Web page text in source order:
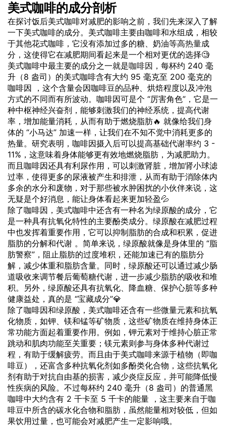
美式咖啡的成分剖析
在探讨饭后美式咖啡对减肥的影响之前，我们先来深入了解
一下美式咖啡的成分。美式咖啡主要由咖啡和水组成，相较
于其他花式咖啡，它没有添加过多的糖、奶油等高热量成
分，这使得它在减肥期间看起来是一个相对更优的选择🧐
美式咖啡中最主要的成分之一就是咖啡因 ，每杯约 240 毫
升（8 盎司）的美式咖啡含有大约 95 毫克至 200 毫克的
咖啡因 ，这个含量会因咖啡豆的品种、烘焙程度以及冲泡
方式的不同而有所波动。咖啡因可是个 “厉害角色”，它是一
种中枢神经兴奋剂，能够刺激我们的神经系统，提高代谢
率，增加能量消耗，从而有助于燃烧脂肪🔥 就像给我们身
体的 “小马达” 加速一样，让我们在不知不觉中消耗更多的
热量。研究表明，咖啡因摄入后可以提高基础代谢率约 3 -
11%，这意味着身体能够更有效地燃烧脂肪，为减肥助力。
而且咖啡因还具有利尿作用，可以刺激肾脏，增加肾小球滤
过率，使得更多的尿液被产生和排泄，从而有助于消除体内
多余的水分和废物，对于那些被水肿困扰的小伙伴来说，这
无疑是个好消息，能让身体看起来更加轻盈💦
除了咖啡因，美式咖啡中还含有一种名为绿原酸的成分，它
是一种具有抗氧化特性的主要酚类成分。绿原酸在减肥过程
中也发挥着重要作用，它可以抑制脂肪的合成和积累，促进
脂肪的分解和代谢 。简单来说，绿原酸就像是身体里的 “脂
肪警察”，阻止脂肪的过度堆积，还能加速已有的脂肪分
解，减少体重和脂肪含量。同时，绿原酸还可以通过减少肠
道吸收来调节餐后葡萄糖代谢，进一步减少脂肪的吸收和堆
积。另外，绿原酸还具有抗氧化、降血糖、保护心脏等多种
健康益处，真的是 “宝藏成分”💎
除了咖啡因和绿原酸，美式咖啡还含有一些微量元素和抗氧
化物质，如钾、镁和锰等矿物质，这些矿物质在维持身体正
常功能方面起着重要作用。例如，钾元素对于维持心脏正常
跳动和肌肉功能至关重要；镁元素则参与身体多种代谢过
程，有助于缓解疲劳。而且由于美式咖啡来源于植物（即咖
啡豆），还富含多种抗氧化剂如多酚类化合物，这些抗氧化
剂有助于对抗自由基的损害，减少炎症反应，并可能降低慢
性疾病的风险。不过每杯约 240 毫升（8 盎司）的普通黑
咖啡中大约含有 2 千卡至 5 千卡的能量 ，这主要来自于咖
啡豆中所含的碳水化合物和脂肪，虽然能量相对较低，但如
果饮用过量，也可能会对减肥产生一定影响哦。